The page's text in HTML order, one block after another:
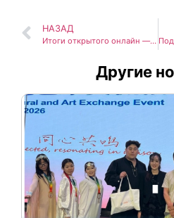
НАЗАД
Итоги открытого онлайн — конкурса по 3д моделированию «Виртуальная реальность: мир будущего»
Другие